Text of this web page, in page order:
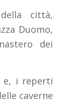
città,
Duomo,
dei
e, i reperti
caverne